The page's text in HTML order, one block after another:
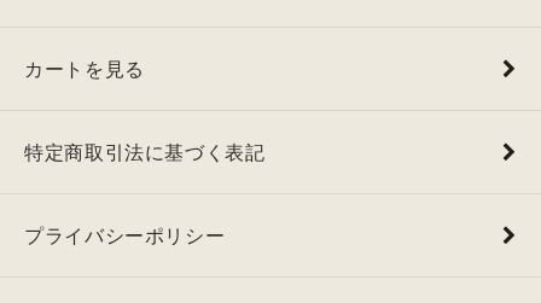
カートを見る
特定商取引法に基づく表記
プライバシーポリシー